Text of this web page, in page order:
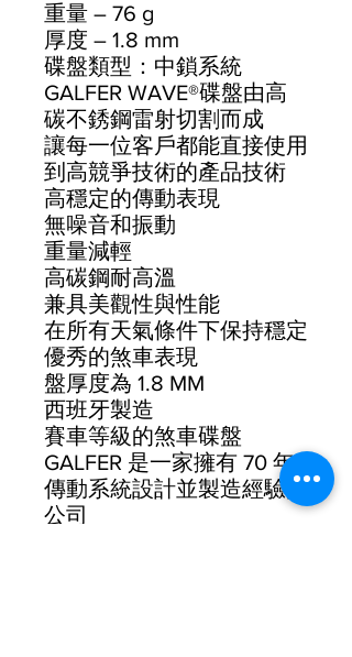
重量 – 76 g
厚度 – 1.8 mm
碟盤類型：中鎖系統
GALFER WAVE®碟盤由高
碳不銹鋼雷射切割而成
讓每一位客戶都能直接使用
到高競爭技術的產品技術
高穩定的傳動表現
無噪音和振動
重量減輕
高碳鋼耐高溫
兼具美觀性與性能
在所有天氣條件下保持穩定
優秀的煞車表現
盤厚度為 1.8 MM
西班牙製造
賽車等級的煞車碟盤
GALFER 是一家擁有 70 年
傳動系統設計並製造經驗的
公司